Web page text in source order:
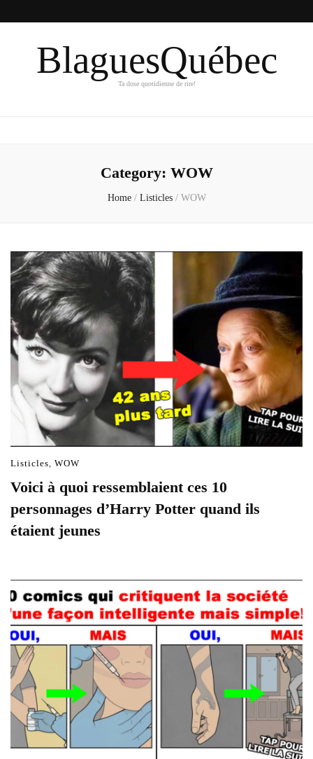
BlaguesQuébec
Ta dose quotidienne de rire!
Category: WOW
Home / Listicles / WOW
Listicles, WOW
Voici à quoi ressemblaient ces 10
personnages d’Harry Potter quand ils
étaient jeunes